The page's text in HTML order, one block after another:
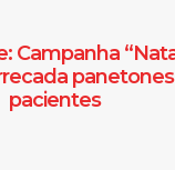
Campanha
pacientes